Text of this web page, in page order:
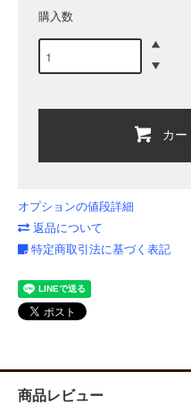
購入数
カー
オプションの値段詳細
返品について
特定商取引法に基づく表記
商品レビュー